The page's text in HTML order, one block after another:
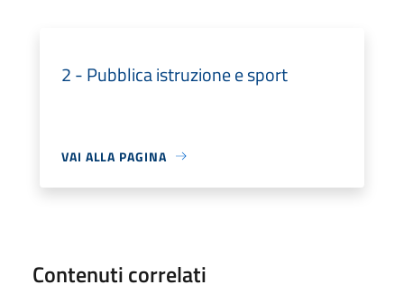
2 - Pubblica istruzione e sport
VAI ALLA PAGINA
Contenuti correlati